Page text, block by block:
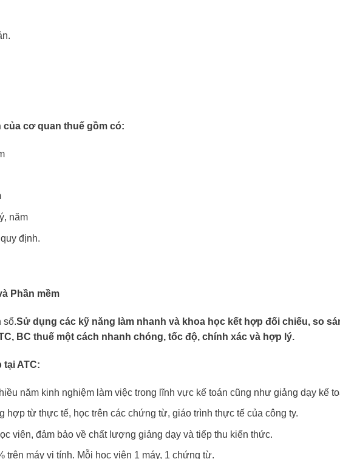
cơ quan thuế gồm có:
năm
định.
Phần mềm
sổ.Sử dụng các kỹ năng làm nhanh và khoa học kết hợp đối chiếu, so
BC thuế một cách nhanh chóng, tốc độ, chính xác và hợp lý.
ATC:
năm kinh nghiệm làm việc trong lĩnh vực kế toán cũng như giảng dạy kế
hợp từ thực tế, học trên các chứng từ, giáo trình thực tế của công ty.
viên, đảm bảo về chất lượng giảng dạy và tiếp thu kiến thức.
trên máy vi tính. Mỗi học viên 1 máy, 1 chứng từ.